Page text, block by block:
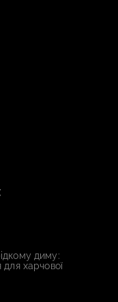
диму:
для харчової